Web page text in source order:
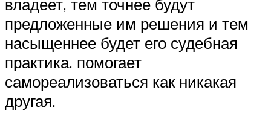
владеет, тем точнее будут
предложенные им решения и тем
насыщеннее будет его судебная
практика. помогает
самореализоваться как никакая
другая.